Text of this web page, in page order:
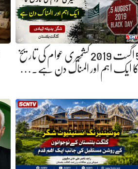
5 اگست 2019 کشمیری عوام کی تاریخ
کا ایک اہم اور المناک دن ہے.…